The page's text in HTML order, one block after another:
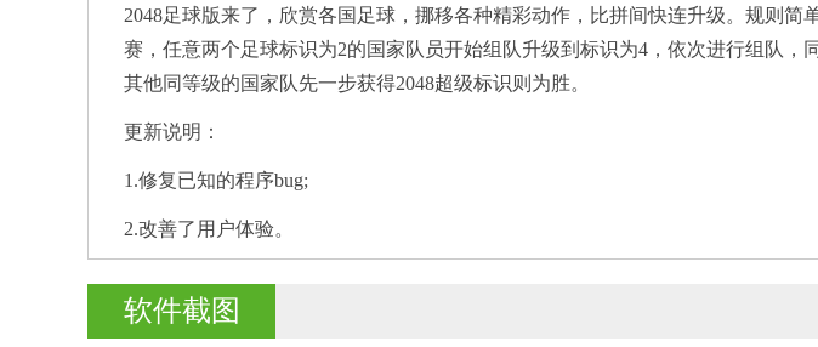
2048足球版来了，欣赏各国足球，挪移各种精彩动作，比拼间快连升级。规则简
赛，任意两个足球标识为2的国家队员开始组队升级到标识为4，依次进行组队，
其他同等级的国家队先一步获得2048超级标识则为胜。
更新说明：
1.修复已知的程序bug;
2.改善了用户体验。
软件截图